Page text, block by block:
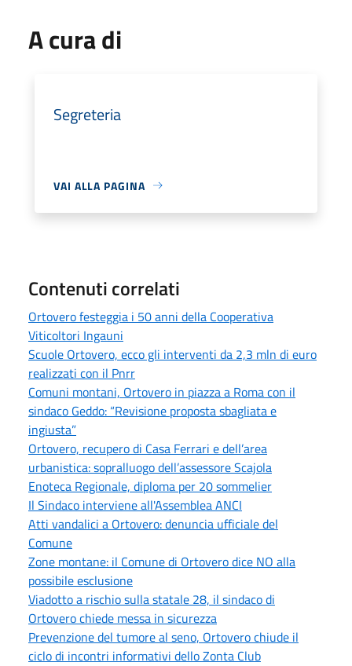
A cura di
Segreteria
VAI ALLA PAGINA
Contenuti correlati
Ortovero festeggia i 50 anni della Cooperativa
Viticoltori Ingauni
Scuole Ortovero, ecco gli interventi da 2,3 mln di euro
realizzati con il Pnrr
Comuni montani, Ortovero in piazza a Roma con il
sindaco Geddo: “Revisione proposta sbagliata e
ingiusta”
Ortovero, recupero di Casa Ferrari e dell’area
urbanistica: sopralluogo dell’assessore Scajola
Enoteca Regionale, diploma per 20 sommelier
Il Sindaco interviene all'Assemblea ANCI
Atti vandalici a Ortovero: denuncia ufficiale del
Comune
Zone montane: il Comune di Ortovero dice NO alla
possibile esclusione
Viadotto a rischio sulla statale 28, il sindaco di
Ortovero chiede messa in sicurezza
Prevenzione del tumore al seno, Ortovero chiude il
ciclo di incontri informativi dello Zonta Club